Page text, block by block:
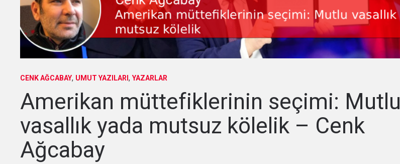
CENK AĞCABAY, UMUT YAZILARI,YAZARLAR
Amerikan müttefiklerinin seçimi: Mutlu
vasallık yada mutsuz kölelik – Cenk
Ağcabay